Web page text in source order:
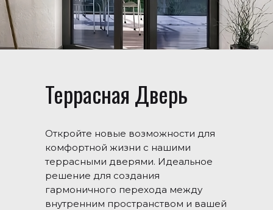
Террасная Дверь
Откройте новые возможности для
комфортной жизни с нашими
террасными дверями. Идеальное
решение для создания
гармоничного перехода между
внутренним пространством и вашей